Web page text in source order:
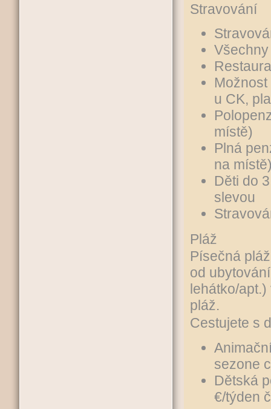
Stravování
u CK,
místě)
Plná
na
Děti do
slevou
Pláž
Písečná
od
lehátko/
pláž.
Cestujete s
sezone
Dětská
€/týden